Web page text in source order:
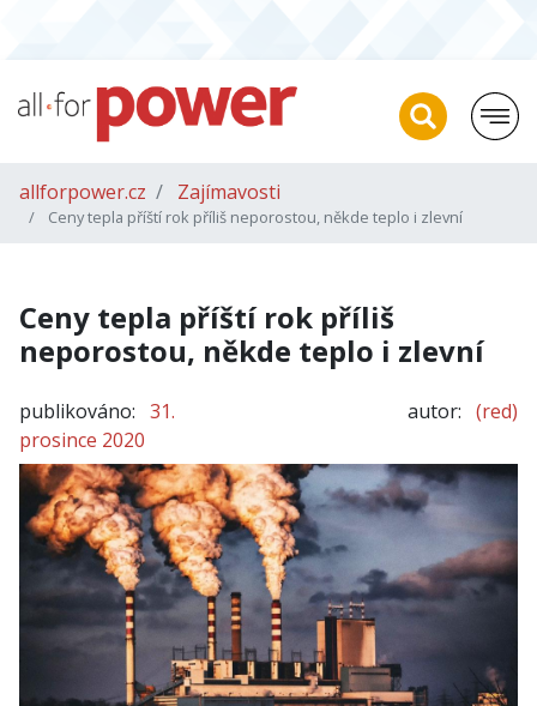
allforpower.cz Zajímavosti
Ceny tepla příští rok příliš neporostou, někde teplo i zlevní
Ceny tepla příští rok příliš
neporostou, někde teplo i zlevní
publikováno: 31.
prosince 2020
autor: (red)